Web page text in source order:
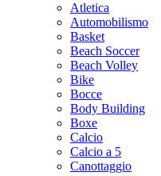
Atletica
Automobilismo
Basket
Beach Soccer
Beach Volley
Bike
Bocce
Body Building
Boxe
Calcio
Calcio a 5
Canottaggio